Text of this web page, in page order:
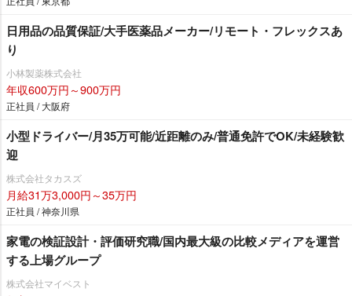
日用品の品質保証/大手医薬品メーカー/リモート・フレックスあ
り
小林製薬株式会社
年収600万円～900万円
正社員 / 大阪府
小型ドライバー/月35万可能/近距離のみ/普通免許でOK/未経験歓
迎
株式会社タカスズ
月給31万3,000円～35万円
正社員 / 神奈川県
家電の検証設計・評価研究職/国内最大級の比較メディアを運営
する上場グループ
株式会社マイベスト